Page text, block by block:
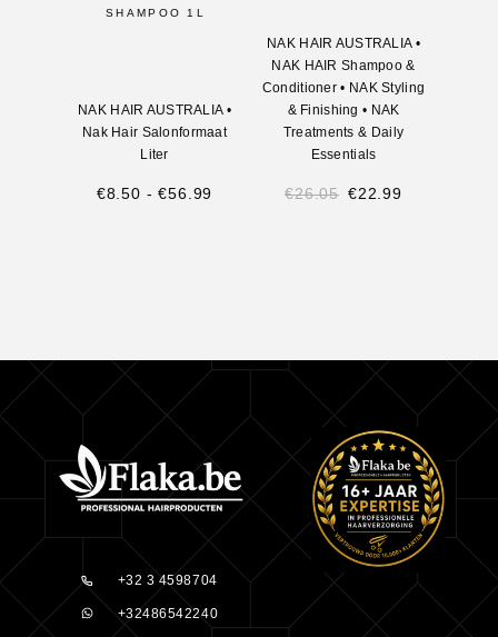
SHAMPOO 1L
NAK HAIR AUSTRALIA•
Nak Hair Salonformaat
Liter
€8.50 - €56.99
NAK HAIR AUSTRALIA•
NAK HAIR Shampoo &
Conditioner • NAK Styling
& Finishing • NAK
Treatments & Daily
Essentials
€26.05 €22.99
+32 3 4598704
+32486542240